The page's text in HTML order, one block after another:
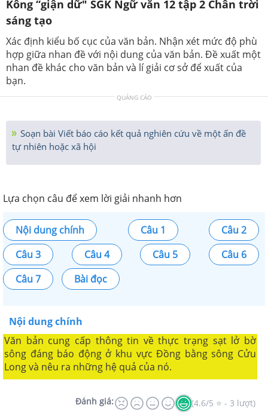
Kông “giận dữ" SGK Ngữ văn 12 tập 2 Chân trời
sáng tạo
Xác định kiểu bố cục của văn bản. Nhận xét mức độ phù
hợp giữa nhan đề với nội dung của văn bản. Đề xuất một
nhan đề khác cho văn bản và lí giải cơ sở để xuất của
bạn.
QUẢNG CÁO
Soạn bài Viết báo cáo kết quả nghiên cứu về một ấn đề
tự nhiên hoặc xã hội
Lựa chọn câu để xem lời giải nhanh hơn
Nội dung chính Câu 1
Câu 2
Câu 3
Câu 4 Câu 5
Câu 6
Câu 7
Bài đọc
Nội dung chính
Văn bản cung cấp thông tin về thực trạng sạt lở bờ
sông đáng báo động ở khu vực Đồng bằng sông Cửu
Long và nêu ra những hệ quả của nó.
Đánh giá: (4.6/5 ⭐ - 3 lượt)